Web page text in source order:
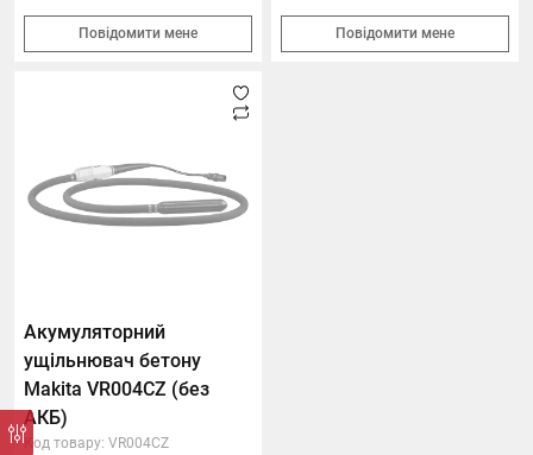
Повідомити мене Повідомити мене
Акумуляторний
ущільнювач бетону
Makita VR004CZ (без
АКБ)
Код товару: VR004CZ